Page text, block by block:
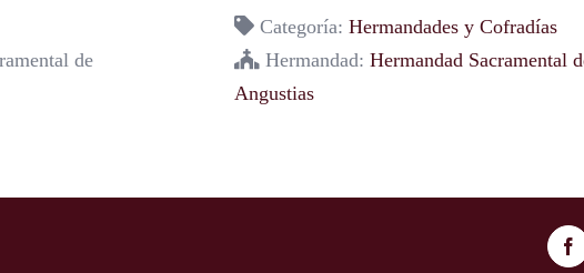
de
Categoría: Hermandades y Cofradías
Hermandad: Hermandad Sacramental
Angustias